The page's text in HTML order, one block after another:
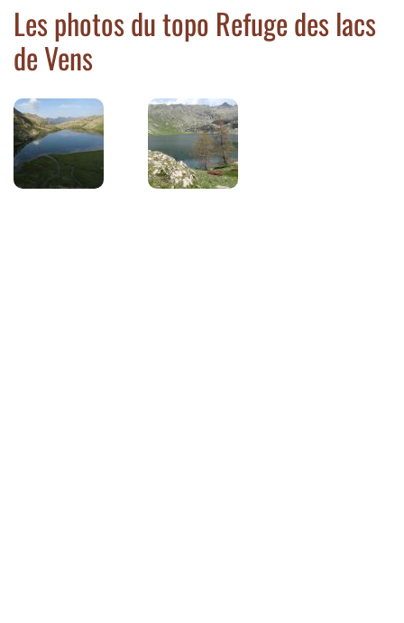
Les photos du topo Refuge des lacs
de Vens